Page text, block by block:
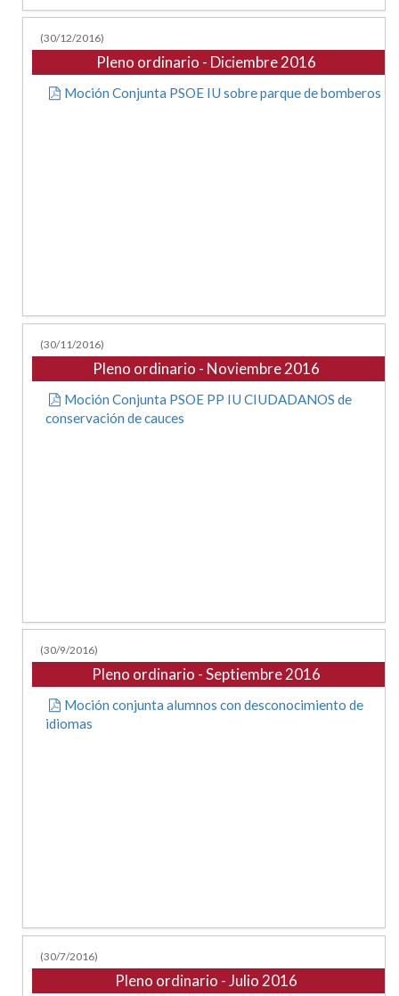
(30/12/2016)
Pleno ordinario - Diciembre 2016
Moción Conjunta PSOE IU sobre parque de bomberos
(30/11/2016)
Pleno ordinario - Noviembre 2016
Moción Conjunta PSOE PP IU CIUDADANOS de
conservación de cauces
(30/9/2016)
Pleno ordinario - Septiembre 2016
Moción conjunta alumnos con desconocimiento de
idiomas
(30/7/2016)
Pleno ordinario - Julio 2016